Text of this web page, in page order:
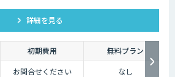
詳細を見る
初期費用
無料プラン
お問合せください なし